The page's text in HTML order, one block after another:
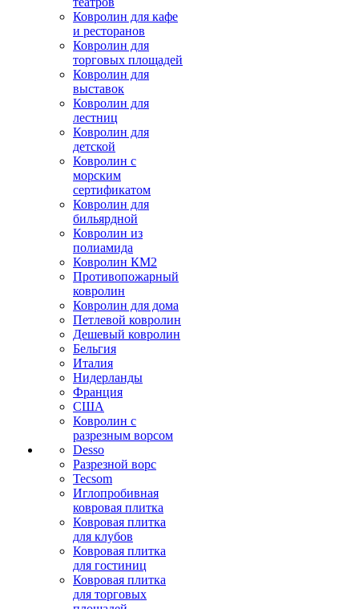
Ковролин для кафе
и ресторанов
Ковролин для
торговых площадей
Ковролин для
выставок
Ковролин для
лестниц
Ковролин для
детской
Ковролин с
морским
сертификатом
Ковролин для
бильярдной
Ковролин из
полиамида
Ковролин КМ2
Противопожарный
ковролин
Ковролин для дома
Петлевой ковролин
Дешевый ковролин
Бельгия
Италия
Нидерланды
Франция
США
Ковролин с
разрезным ворсом
Desso
Разрезной ворс
Tecsom
Иглопробивная
ковровая плитка
Ковровая плитка
для клубов
Ковровая плитка
для гостиниц
Ковровая плитка
для торговых